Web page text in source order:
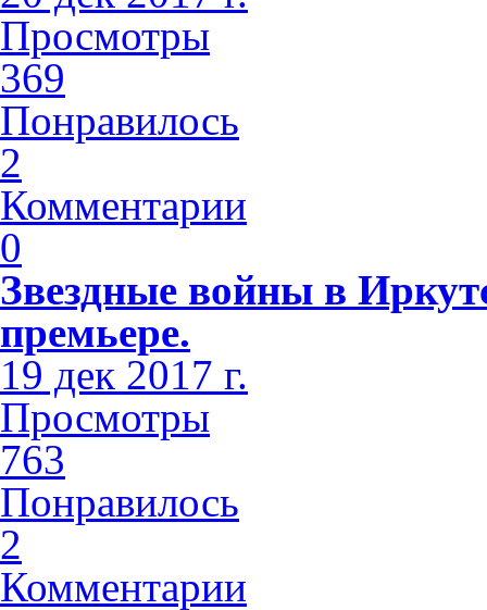
Просмотры
369
Понравилось
2
Комментарии
0
Звездные войны в
премьере.
19 дек 2017 г.
Просмотры
763
Понравилось
2
Комментарии